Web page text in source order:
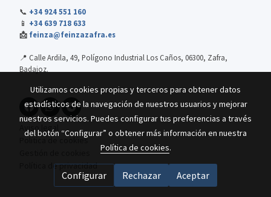
📞 +34 924 551 160
📱 +34 639 718 633
📩 feinza@feinzazafra.es
📍 Calle Ardila, 49, Polígono Industrial Los Caños, 06300, Zafra,
Badajoz.
Aviso legal
Política de cookies
Política de privacidad
Utilizamos cookies propias y terceros para obtener datos
estadísticos de la navegación de nuestros usuarios y mejorar
nuestros servicios. Puedes configurar tus preferencias a través
del botón “Configurar” o obtener más información en nuestra
Política de cookies.
Configurar Rechazar Aceptar